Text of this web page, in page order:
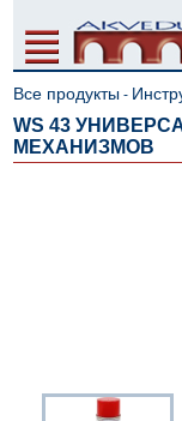
Все продукты -
WS 43
МЕХАНИЗМОВ